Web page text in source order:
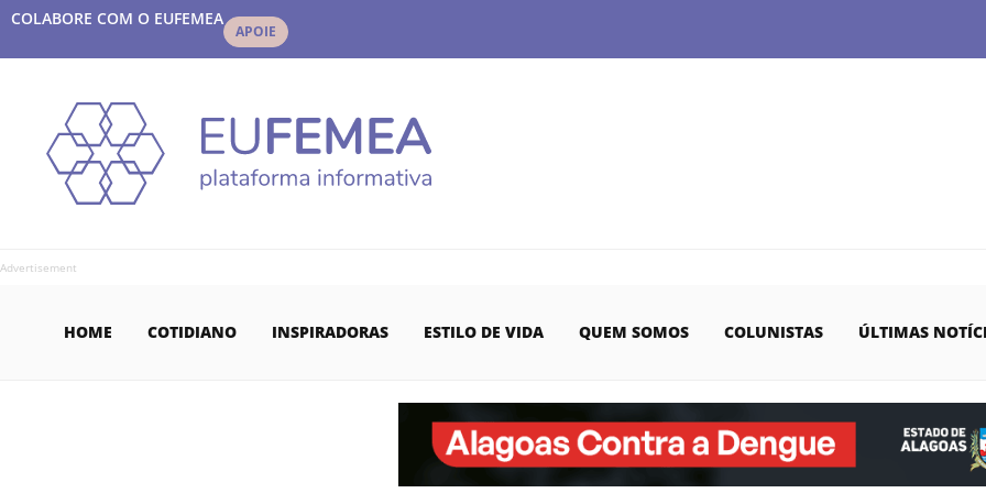
COLABORE COM O EUFEMEA
APOIE
Advertisement
HOME COTIDIANO INSPIRADORAS ESTILO DE VIDA QUEM SOMOS COLUNISTAS ÚLTIMAS